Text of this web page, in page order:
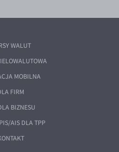
WALUT
MOBILNA
FIRM
BIZNESU
AIS DLA TPP